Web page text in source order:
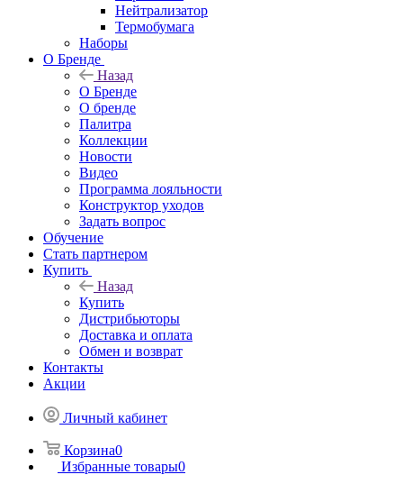
Нейтрализатор
Термобумага
Наборы
О Бренде
Назад
О Бренде
О бренде
Палитра
Коллекции
Новости
Видео
Программа лояльности
Конструктор уходов
Задать вопрос
Обучение
Стать партнером
Купить
Назад
Купить
Дистрибьюторы
Доставка и оплата
Обмен и возврат
Контакты
Акции
Личный кабинет
Корзина0
Избранные товары0